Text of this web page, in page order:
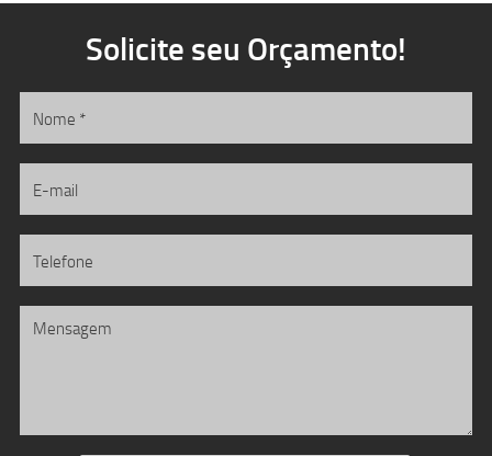
Solicite seu Orçamento!